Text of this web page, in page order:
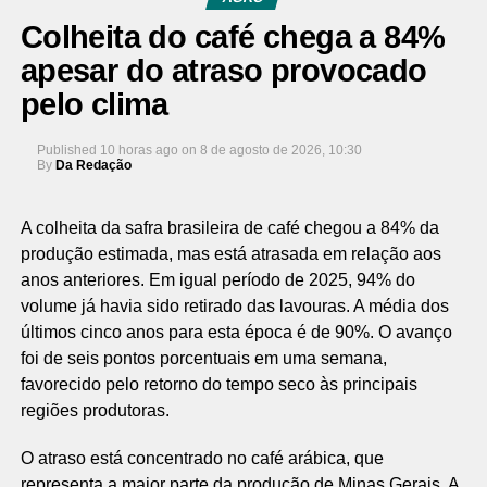
Colheita do café chega a 84%
apesar do atraso provocado
pelo clima
Published 10 horas ago on 8 de agosto de 2026, 10:30
By Da Redação
A colheita da safra brasileira de café chegou a 84% da
produção estimada, mas está atrasada em relação aos
anos anteriores. Em igual período de 2025, 94% do
volume já havia sido retirado das lavouras. A média dos
últimos cinco anos para esta época é de 90%. O avanço
foi de seis pontos porcentuais em uma semana,
favorecido pelo retorno do tempo seco às principais
regiões produtoras.
O atraso está concentrado no café arábica, que